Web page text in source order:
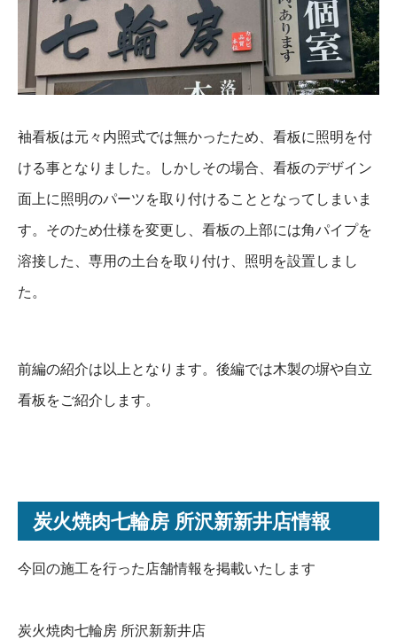
袖看板は元々内照式では無かったため、看板に照明を付
ける事となりました。しかしその場合、看板のデザイン
面上に照明のパーツを取り付けることとなってしまいま
す。そのため仕様を変更し、看板の上部には角パイプを
溶接した、専用の土台を取り付け、照明を設置しまし
た。
前編の紹介は以上となります。後編では木製の塀や自立
看板をご紹介します。
炭火焼肉七輪房 所沢新新井店情報
今回の施工を行った店舗情報を掲載いたします
炭火焼肉七輪房 所沢新新井店